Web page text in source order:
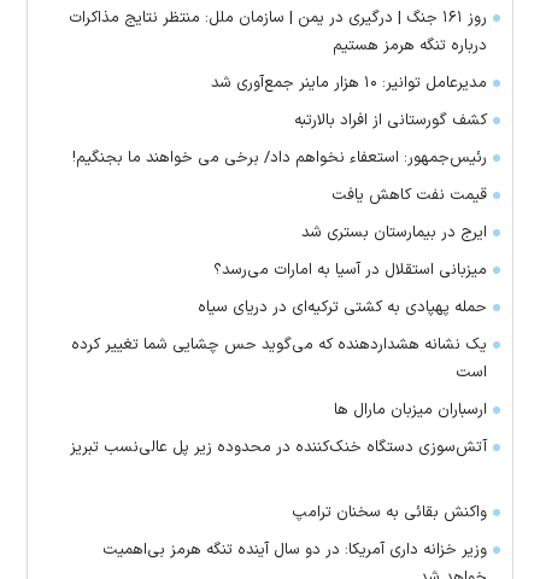
روز ۱۶۱ جنگ | درگیری در یمن | سازمان ملل: منتظر نتایج مذاکرات
درباره تنگه هرمز هستیم
مدیرعامل توانیر: ۱۰ هزار ماینر جمع‌آوری شد
کشف گورستانی از افراد بالارتبه
رئیس‌جمهور: استعفاء نخواهم داد/ برخی می خواهند ما بجنگیم!
قیمت نفت کاهش یافت
ایرج در بیمارستان بستری شد
میزبانی استقلال در آسیا به امارات می‌رسد؟
حمله پهپادی به کشتی ترکیه‌ای در دریای سیاه
یک نشانه هشداردهنده که می‌گوید حس چشایی شما تغییر کرده
است
ارسباران میزبان مارال ها
آتش‌سوزی دستگاه خنک‌کننده در محدوده زیر پل عالی‌نسب تبریز
واکنش بقائی به سخنان ترامپ
وزیر خزانه داری آمریکا: در دو سال آینده تنگه هرمز بی‌اهمیت